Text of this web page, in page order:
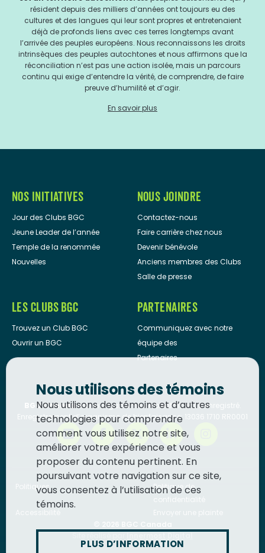
résident depuis des milliers d’années ont toujours eu des
cultures et des langues qui leur sont propres et entretenaient
déjà de profonds liens avec ces terres longtemps avant
l’arrivée des peuples européens. Nous reconnaissons les droits
intrinsèques des peuples autochtones et nous affirmons que la
réconciliation n’est pas une action isolée, mais un parcours
continu qui exige d’entendre la vérité, de comprendre, de faire
preuve d’humilité et d’agir.
En savoir plus
NOS INITIATIVES
Jour des Clubs BGC
Jeune Leader de l’année
Temple de la renommée
Nouvelles
NOUS JOINDRE
Contactez-nous
Faire carrière chez nous
Devenir bénévole
Anciens membres des Clubs
Salle de presse
LES CLUBS BGC
Trouvez un Club BGC
Ouvrir un BGC
PARTENAIRES
Communiquez avec notre
équipe des
Partenaires
BGC Canadaest un organisme de bienfaisance enregistré.
Enregistrement d’organisme de bienfaisance: 13036 1710 RR0001
Politiques
Politique de
Nous utilisons des témoins
Nous utilisons des témoins et d’autres
technologies pour comprendre
comment vous utilisez notre site,
améliorer votre expérience et vous
proposer du contenu pertinent. En
poursuivant votre navigation sur ce site,
vous consentez à l’utilisation de ces
témoins.
PLUS D’INFORMATION